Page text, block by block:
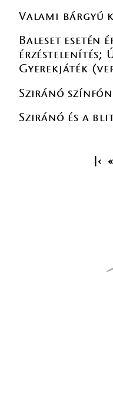
Valami bárgyú
Baleset esetén
érzéstelenítés;
Gyerekjáték
Sziránó
Sziránó és a
|‹ «